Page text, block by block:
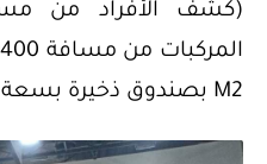
M2 بصندوق ذخيرة بسعة تصل إلى 400 طلقة.